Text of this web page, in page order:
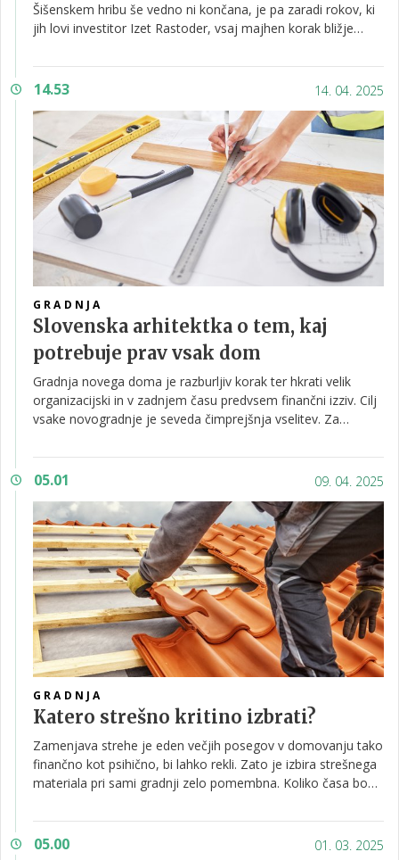
Šišenskem hribu še vedno ni končana, je pa zaradi rokov, ki
jih lovi investitor Izet Rastoder, vsaj majhen korak bližje
1909 zgradil trgovec z vinom Alojz Zajec. Obujali smo
zgodovino te priljubljene izletniške točke ter preverili, v
predvidena.
14.53 14. 04. 2025
GRADNJA
Slovenska arhitektka o tem, kaj
potrebuje prav vsak dom
Gradnja novega doma je razburljiv korak ter hkrati velik
organizacijski in v zadnjem času predvsem finančni izziv. Cilj
vsake novogradnje je seveda čimprejšnja vselitev. Za
treba dobro razmisliti o prioritetah. Ključno je, da se
osredotočimo na najnujnejše potrebe, medtem ko lahko
bomo govorili o tem, kaj naj ima prednost in katere stvari
lahko preložimo na čas po vselitvi.
05.01 09. 04. 2025
GRADNJA
Katero strešno kritino izbrati?
Zamenjava strehe je eden večjih posegov v domovanju tako
finančno kot psihično, bi lahko rekli. Zato je izbira strešnega
materiala pri sami gradnji zelo pomembna. Koliko časa bo
različnih vremenskih pogojih ... Na več takšnih vprašanj si je
pametno odgovoriti.
05.00 01. 03. 2025